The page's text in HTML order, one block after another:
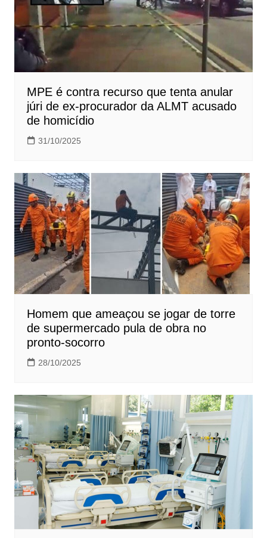
MPE é contra recurso que tenta anular
júri de ex-procurador da ALMT acusado
de homicídio
31/10/2025
Homem que ameaçou se jogar de torre
de supermercado pula de obra no
pronto-socorro
28/10/2025